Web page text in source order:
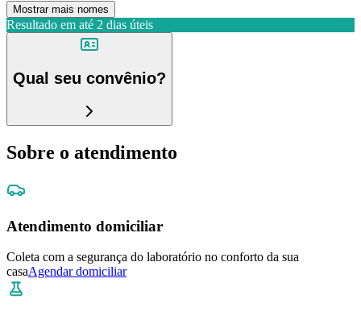
Mostrar mais nomes
Resultado em até 2 dias úteis
Qual seu convênio?
Sobre o atendimento
Atendimento domiciliar
Coleta com a segurança do laboratório no conforto da sua
casaAgendar domiciliar